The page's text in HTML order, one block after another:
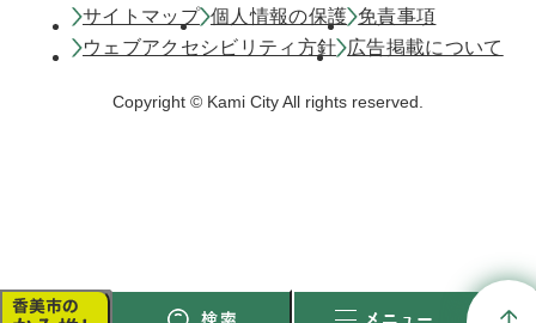
サイトマップ 個人情報の保護 免責事項
ウェブアクセシビリティ方針
広告掲載について
Copyright © Kami City All rights reserved.